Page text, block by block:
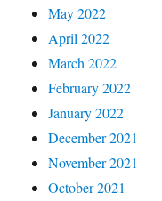
May 2022
April 2022
March 2022
February 2022
January 2022
December 2021
November 2021
October 2021